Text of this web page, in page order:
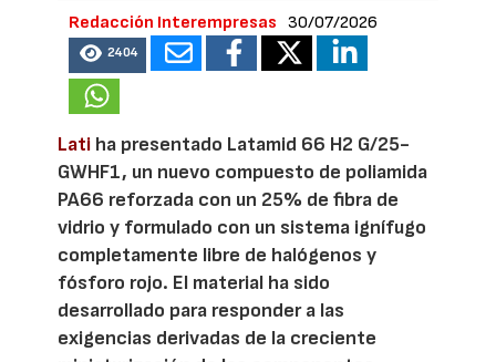
Redacción Interempresas 30/07/2026
2404
Lati ha presentado Latamid 66 H2 G/25-
GWHF1, un nuevo compuesto de poliamida
PA66 reforzada con un 25% de fibra de
vidrio y formulado con un sistema ignífugo
completamente libre de halógenos y
fósforo rojo. El material ha sido
desarrollado para responder a las
exigencias derivadas de la creciente